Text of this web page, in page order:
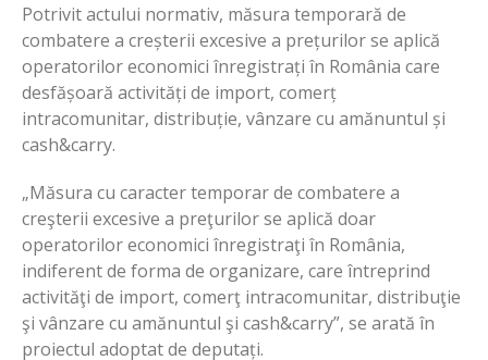
Potrivit actului normativ, măsura temporară de
combatere a creșterii excesive a prețurilor se aplică
operatorilor economici înregistrați în România care
desfășoară activități de import, comerț
intracomunitar, distribuție, vânzare cu amănuntul și
cash&carry.
„Măsura cu caracter temporar de combatere a
creşterii excesive a preţurilor se aplică doar
operatorilor economici înregistraţi în România,
indiferent de forma de organizare, care întreprind
activităţi de import, comerţ intracomunitar, distribuţie
şi vânzare cu amănuntul şi cash&carry”, se arată în
proiectul adoptat de deputați.